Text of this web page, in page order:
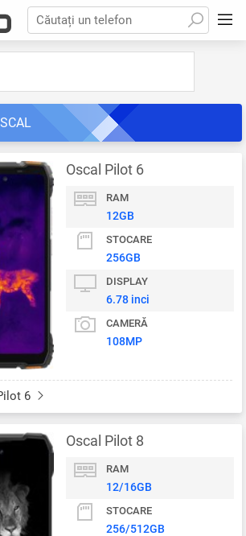
Căutați un telefon
Oscal Pilot 6
RAM
12GB
STOCARE
256GB
DISPLAY
6.78 inci
CAMERĂ
108MP
6
Oscal Pilot 8
RAM
12/16GB
STOCARE
256/512GB